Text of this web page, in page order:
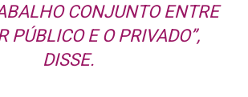
CONJUNTO ENTRE
PÚBLICO E O PRIVADO”,
DISSE.